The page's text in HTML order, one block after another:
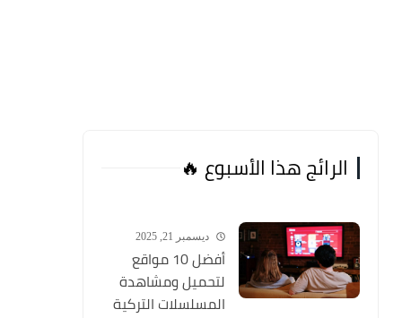
الرائج هذا الأسبوع 🔥
ديسمبر 21, 2025
أفضل 10 مواقع
لتحميل ومشاهدة
المسلسلات التركية